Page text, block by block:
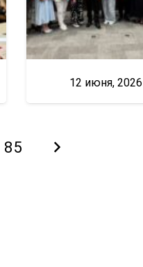
12 июня, 2026
85